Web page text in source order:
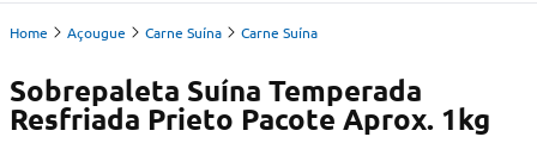
Home Açougue Carne Suína Carne Suína
Sobrepaleta Suína Temperada
Resfriada Prieto Pacote Aprox. 1kg